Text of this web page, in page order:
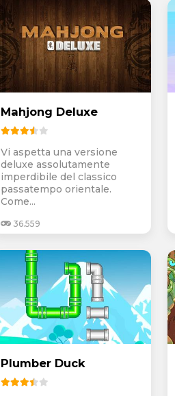
Mahjong Deluxe
Vi aspetta una versione
deluxe assolutamente
imperdibile del classico
passatempo orientale.
Come...
36.559
Plumber Duck